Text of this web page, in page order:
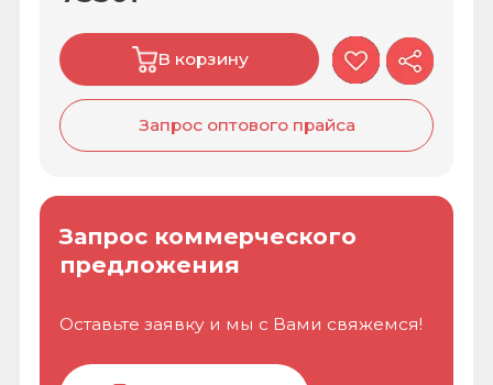
Запросить КП
Оставьте заявку и мы с Вами свяжемся!
Описание Характеристики Видео
Отзывы Скачать
Это не просто датчик, а целая метеостанция.
корпусе сразу четыре функции: измерение